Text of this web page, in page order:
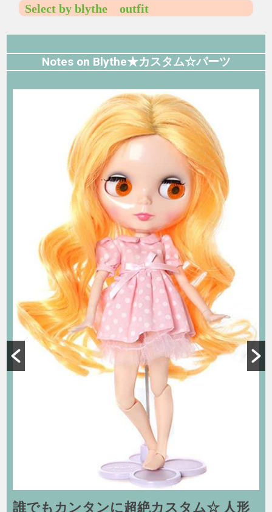
Select by blythe outfit
Notes on Blythe★カスタム☆パーツ
誰でもカンタンに超絶カスタム☆ 人形